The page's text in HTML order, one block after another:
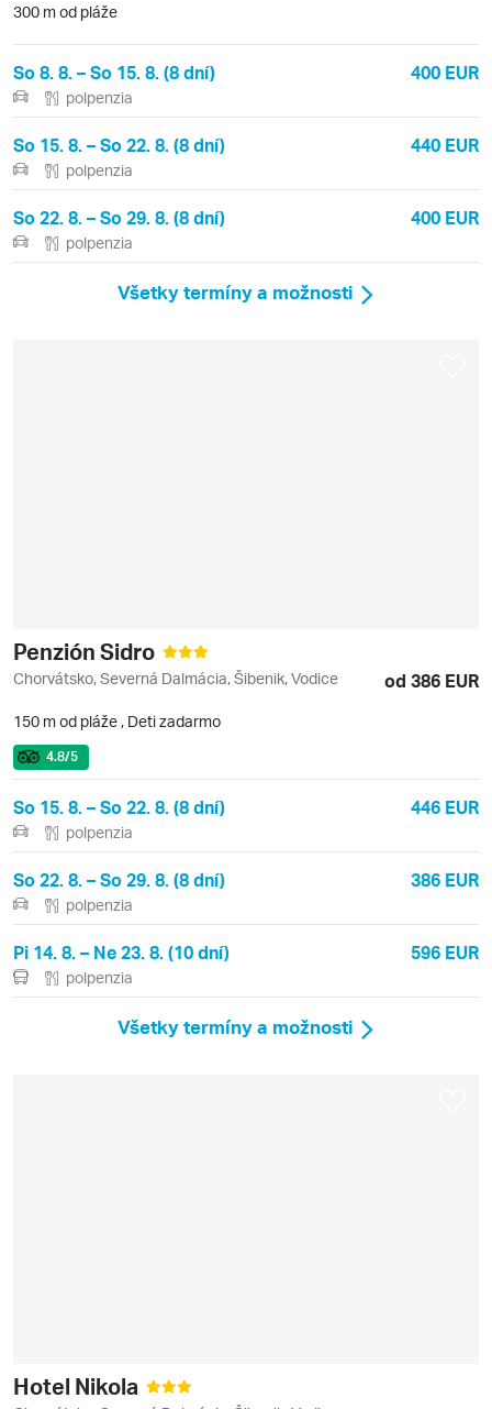
300 m od pláže
So 8. 8. – So 15. 8. (8 dní) 400 EUR
polpenzia
So 15. 8. – So 22. 8. (8 dní) 440 EUR
polpenzia
So 22. 8. – So 29. 8. (8 dní) 400 EUR
polpenzia
Všetky termíny a možnosti
Penzión Sidro
Chorvátsko, Severná Dalmácia, Šibenik, Vodice od 386 EUR
150 m od pláže , Deti zadarmo
4.8/5
So 15. 8. – So 22. 8. (8 dní) 446 EUR
polpenzia
So 22. 8. – So 29. 8. (8 dní) 386 EUR
polpenzia
Pi 14. 8. – Ne 23. 8. (10 dní) 596 EUR
polpenzia
Všetky termíny a možnosti
Hotel Nikola